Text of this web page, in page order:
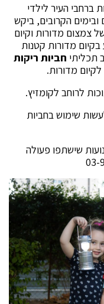
ברחבי העיר לילדי
ובימים הקרובים, ביקש
צמצום מדורות וקיום
מדורות קטנות
תכליתי חביות ריקות
מדורות.
לרוחב לקומזיץ.
שימוש בחביות
לתנועות שישתפו פעולה